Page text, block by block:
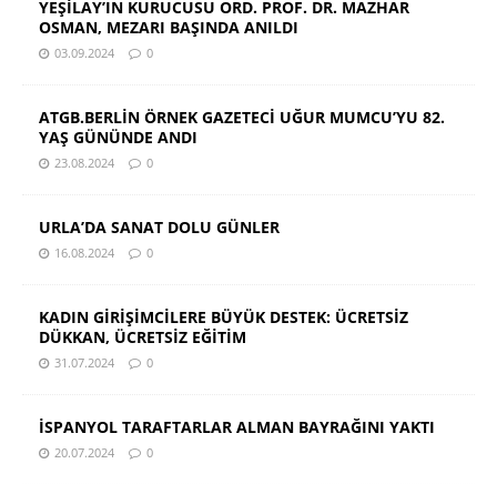
YEŞİLAY’IN KURUCUSU ORD. PROF. DR. MAZHAR
OSMAN, MEZARI BAŞINDA ANILDI
03.09.2024 0
ATGB.BERLİN ÖRNEK GAZETECİ UĞUR MUMCU’YU 82.
YAŞ GÜNÜNDE ANDI
23.08.2024 0
URLA’DA SANAT DOLU GÜNLER
16.08.2024 0
KADIN GİRİŞİMCİLERE BÜYÜK DESTEK: ÜCRETSİZ
DÜKKAN, ÜCRETSİZ EĞİTİM
31.07.2024 0
İSPANYOL TARAFTARLAR ALMAN BAYRAĞINI YAKTI
20.07.2024 0